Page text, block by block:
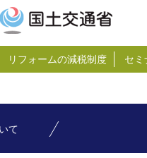
リフォームの減税制度 セミ
て